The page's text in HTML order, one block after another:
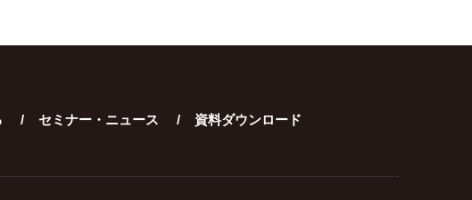
セミナー・ニュース 資料ダウンロード